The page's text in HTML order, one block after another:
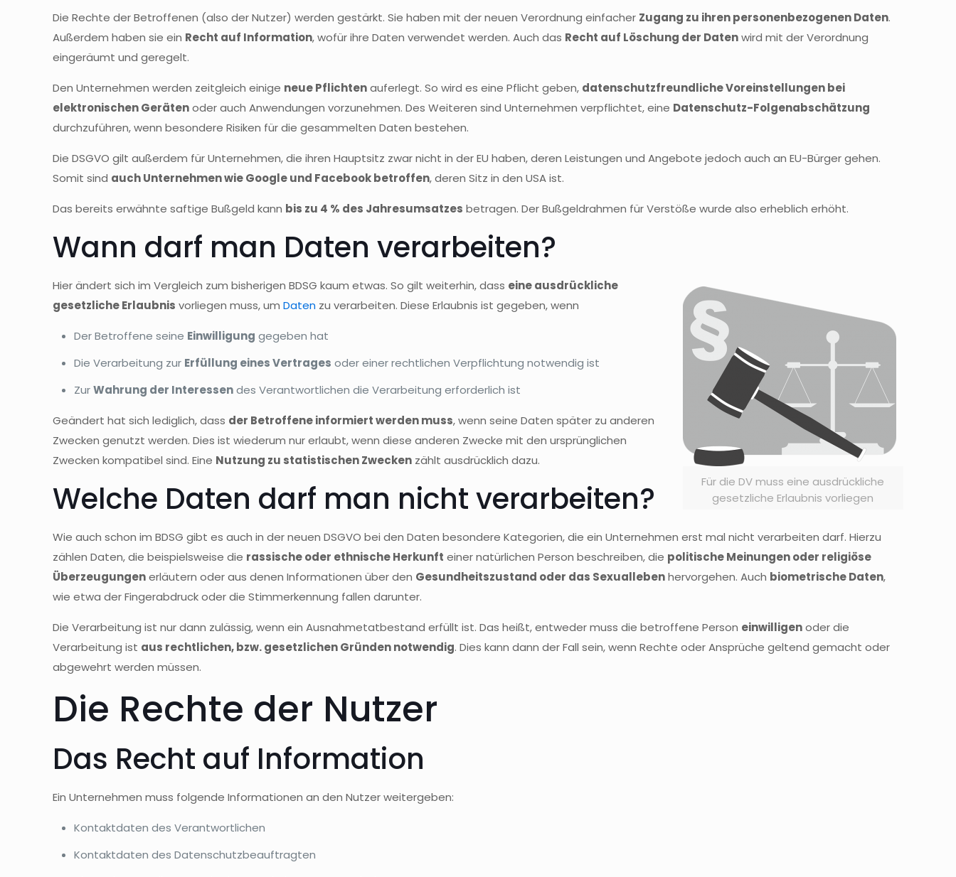
Die Rechte der Betroffenen (also der Nutzer) werden gestärkt. Sie haben mit der neuen Verordnung einfacher Zugang zu ihren personenbezogenen Daten.
Außerdem haben sie ein Recht auf Information, wofür ihre Daten verwendet werden. Auch das Recht auf Löschung der Datenwird mit der Verordnung
eingeräumt und geregelt.
Den Unternehmen werden zeitgleich einige neue Pflichtenauferlegt. So wird es eine Pflicht geben, datenschutzfreundliche Voreinstellungen bei
elektronischen Gerätenoder auch Anwendungen vorzunehmen. Des Weiteren sind Unternehmen verpflichtet, eine Datenschutz-Folgenabschätzung
durchzuführen, wenn besondere Risiken für die gesammelten Daten bestehen.
Die DSGVO gilt außerdem für Unternehmen, die ihren Hauptsitz zwar nicht in der EU haben, deren Leistungen und Angebote jedoch auch an EU-Bürger gehen.
Somit sind auch Unternehmen wie Google und Facebook betroffen, deren Sitz in den USA ist.
Das bereits erwähnte saftige Bußgeld kann bis zu 4 % des Jahresumsatzes betragen. Der Bußgeldrahmen für Verstöße wurde also erheblich erhöht.
Wann darf man Daten verarbeiten?
Für die DV muss eine ausdrückliche
gesetzliche Erlaubnis vorliegen
Hier ändert sich im Vergleich zum bisherigen BDSG kaum etwas. So gilt weiterhin, dass eine ausdrückliche
gesetzliche Erlaubnis vorliegen muss, umDaten zu verarbeiten. Diese Erlaubnis ist gegeben, wenn
Der Betroffene seine Einwilligung gegeben hat
Die Verarbeitung zur Erfüllung eines Vertrages oder einer rechtlichen Verpflichtung notwendig ist
ZurWahrung der Interessendes Verantwortlichen die Verarbeitung erforderlich ist
Geändert hat sich lediglich, dass der Betroffene informiert werden muss, wenn seine Daten später zu anderen
Zwecken genutzt werden. Dies ist wiederum nur erlaubt, wenn diese anderen Zwecke mit den ursprünglichen
Zwecken kompatibel sind. Eine Nutzung zu statistischen Zwecken zählt ausdrücklich dazu.
Welche Daten darf man nicht verarbeiten?
Wie auch schon im BDSG gibt es auch in der neuen DSGVO bei den Daten besondere Kategorien, die ein Unternehmen erst mal nicht verarbeiten darf. Hierzu
zählen Daten, die beispielsweise die rassische oder ethnische Herkunft einer natürlichen Person beschreiben, die politische Meinungen oder religiöse
Überzeugungenerläutern oder aus denen Informationen über den Gesundheitszustand oder das Sexuallebenhervorgehen. Auch biometrische Daten,
wie etwa der Fingerabdruck oder die Stimmerkennung fallen darunter.
Die Verarbeitung ist nur dann zulässig, wenn ein Ausnahmetatbestand erfüllt ist. Das heißt, entweder muss die betroffene Person einwilligenoder die
Verarbeitung ist aus rechtlichen, bzw. gesetzlichen Gründen notwendig. Dies kann dann der Fall sein, wenn Rechte oder Ansprüche geltend gemacht oder
abgewehrt werden müssen.
Die Rechte der Nutzer
Das Recht auf Information
Ein Unternehmen muss folgende Informationen an den Nutzer weitergeben:
Kontaktdaten des Verantwortlichen
Kontaktdaten des Datenschutzbeauftragten